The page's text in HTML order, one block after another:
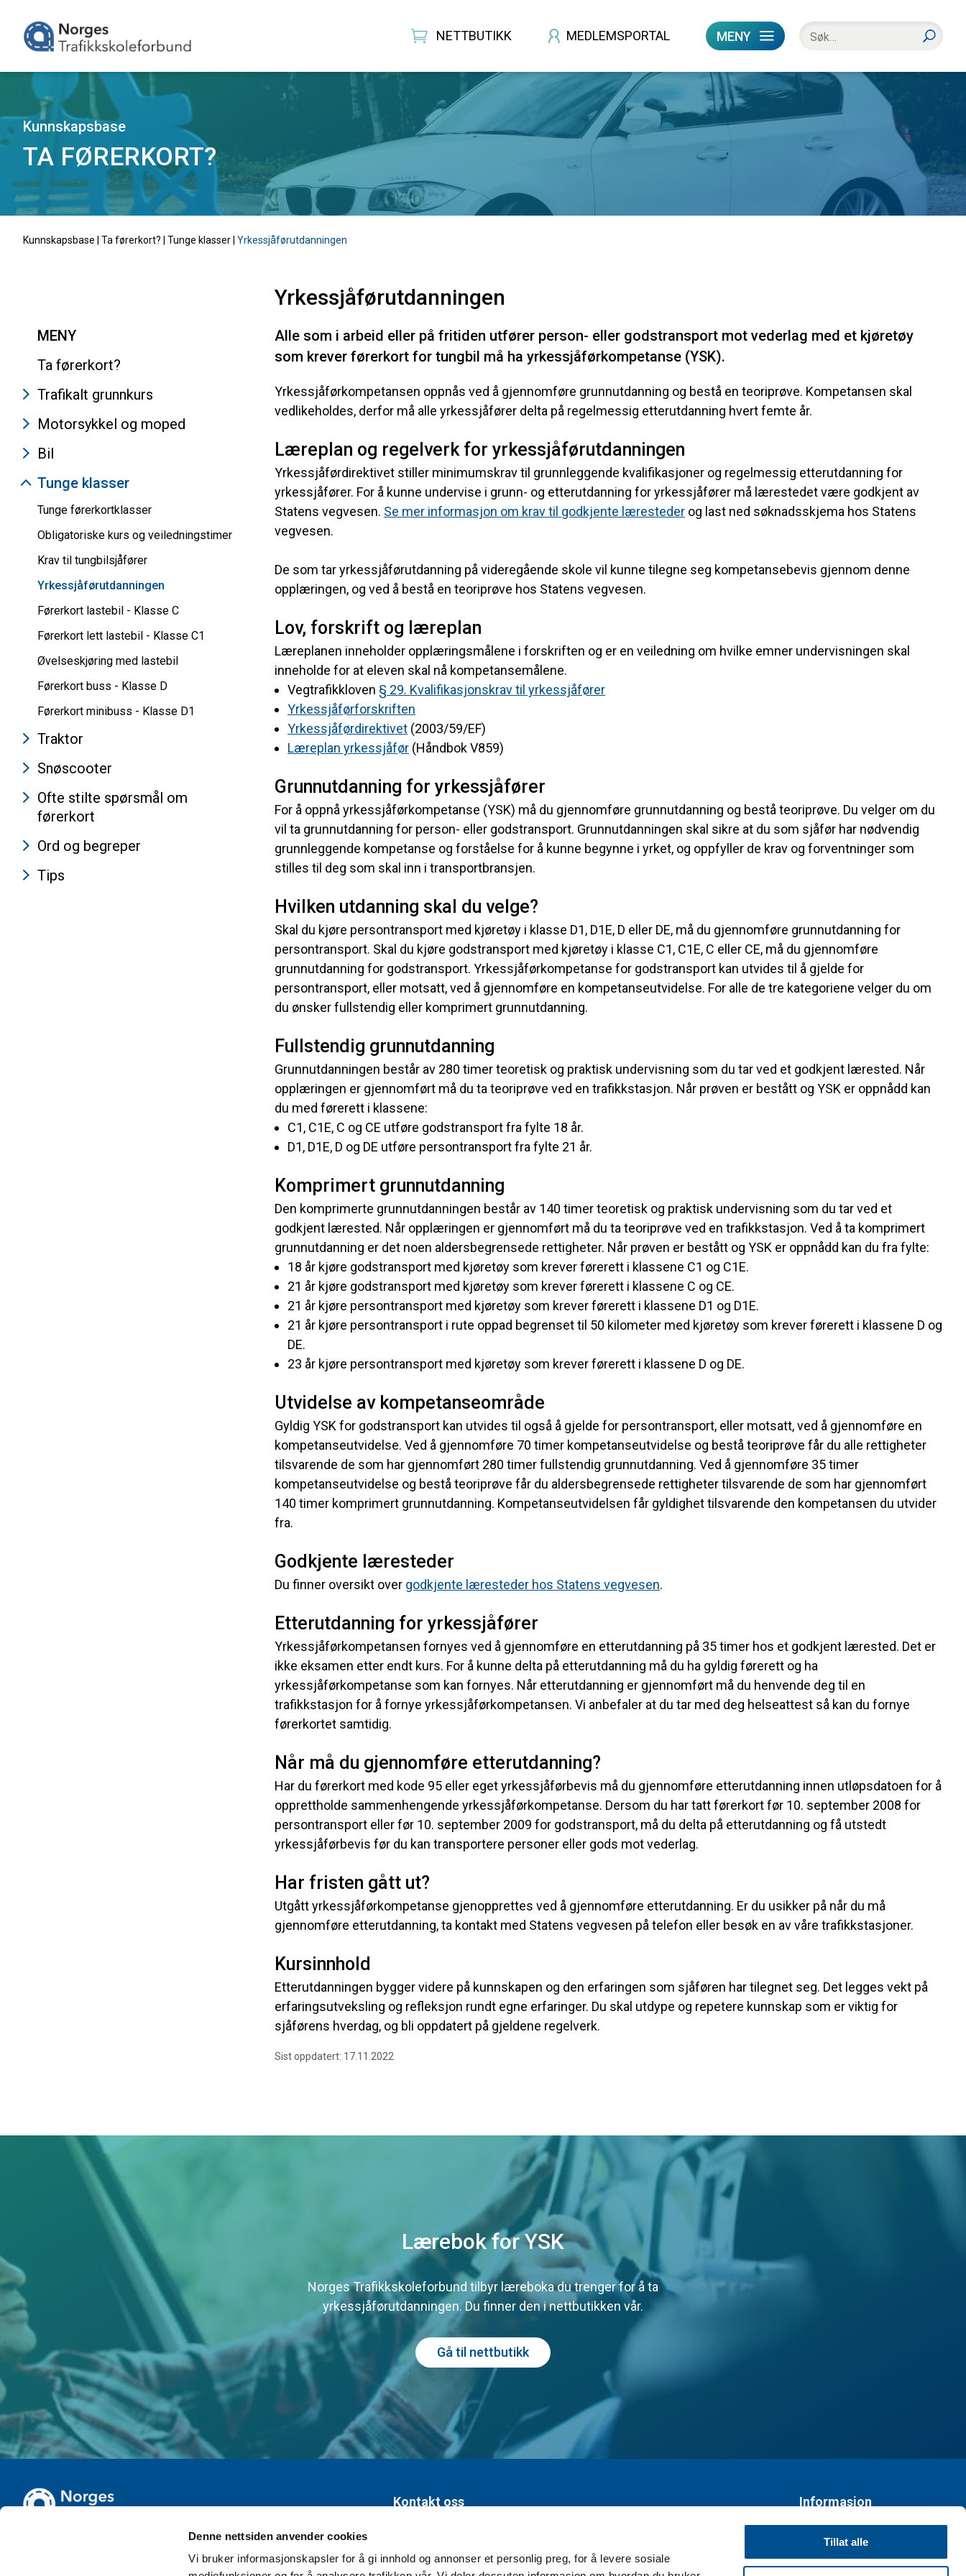
Denne nettsiden anvender cookies
Vi bruker informasjonskapsler for å gi innhold og annonser et personlig preg, for å levere sosiale
Tillat alle
MENY
NETTBUTIKK MEDLEMSPORTAL
Kunnskapsbase
TA FØRERKORT?
Kunnskapsbase | Ta førerkort? Tunge klasser Yrkessjåførutdanningen
Yrkessjåførutdanningen
Alle som i arbeid eller på fritiden utfører person- eller godstransport mot vederlag med et kjøretøy
som krever førerkort for tungbil må ha yrkessjåførkompetanse (YSK).
Yrkessjåførkompetansen oppnås ved å gjennomføre grunnutdanning og bestå en teoriprøve. Kompetansen skal
vedlikeholdes, derfor må alle yrkessjåfører delta på regelmessig etterutdanning hvert femte år.
Læreplan og regelverk for yrkessjåførutdanningen
Yrkessjåførdirektivet stiller minimumskrav til grunnleggende kvalifikasjoner og regelmessig etterutdanning for
yrkessjåfører. For å kunne undervise i grunn- og etterutdanning for yrkessjåfører må lærestedet være godkjent av
Statens vegvesen. Se mer informasjon om krav til godkjente læresteder og last ned søknadsskjema hos Statens
vegvesen.
De som tar yrkessjåførutdanning på videregående skole vil kunne tilegne seg kompetansebevis gjennom denne
opplæringen, og ved å bestå en teoriprøve hos Statens vegvesen.
Lov, forskrift og læreplan
Læreplanen inneholder opplæringsmålene i forskriften og er en veiledning om hvilke emner undervisningen skal
inneholde for at eleven skal nå kompetansemålene.
Vegtrafikkloven § 29. Kvalifikasjonskrav til yrkessjåfører
Yrkessjåførforskriften
Yrkessjåførdirektivet (2003/59/EF)
Læreplan yrkessjåfør (Håndbok V859)
Grunnutdanning for yrkessjåfører
For å oppnå yrkessjåførkompetanse (YSK) må du gjennomføre grunnutdanning og bestå teoriprøve. Du velger om du
vil ta grunnutdanning for person- eller godstransport. Grunnutdanningen skal sikre at du som sjåfør har nødvendig
grunnleggende kompetanse og forståelse for å kunne begynne i yrket, og oppfyller de krav og forventninger som
stilles til deg som skal inn i transportbransjen.
Hvilken utdanning skal du velge?
Skal du kjøre persontransport med kjøretøy i klasse D1, D1E, D eller DE, må du gjennomføre grunnutdanning for
persontransport. Skal du kjøre godstransport med kjøretøy i klasse C1, C1E, C eller CE, må du gjennomføre
grunnutdanning for godstransport. Yrkessjåførkompetanse for godstransport kan utvides til å gjelde for
persontransport, eller motsatt, ved å gjennomføre en kompetanseutvidelse. For alle de tre kategoriene velger du om
du ønsker fullstendig eller komprimert grunnutdanning.
Fullstendig grunnutdanning
Grunnutdanningen består av 280 timer teoretisk og praktisk undervisning som du tar ved et godkjent lærested. Når
opplæringen er gjennomført må du ta teoriprøve ved en trafikkstasjon. Når prøven er bestått og YSK er oppnådd kan
du med førerett i klassene:
C1, C1E, C og CE utføre godstransport fra fylte 18 år.
D1, D1E, D og DE utføre persontransport fra fylte 21 år.
Komprimert grunnutdanning
Den komprimerte grunnutdanningen består av 140 timer teoretisk og praktisk undervisning som du tar ved et
godkjent lærested. Når opplæringen er gjennomført må du ta teoriprøve ved en trafikkstasjon. Ved å ta komprimert
grunnutdanning er det noen aldersbegrensede rettigheter. Når prøven er bestått og YSK er oppnådd kan du fra fylte:
18 år kjøre godstransport med kjøretøy som krever førerett i klassene C1 og C1E.
21 år kjøre godstransport med kjøretøy som krever førerett i klassene C og CE.
21 år kjøre persontransport med kjøretøy som krever førerett i klassene D1 og D1E.
21 år kjøre persontransport i rute oppad begrenset til 50 kilometer med kjøretøy som krever førerett i klassene D og
DE.
23 år kjøre persontransport med kjøretøy som krever førerett i klassene D og DE.
Utvidelse av kompetanseområde
Gyldig YSK for godstransport kan utvides til også å gjelde for persontransport, eller motsatt, ved å gjennomføre en
kompetanseutvidelse. Ved å gjennomføre 70 timer kompetanseutvidelse og bestå teoriprøve får du alle rettigheter
tilsvarende de som har gjennomført 280 timer fullstendig grunnutdanning. Ved å gjennomføre 35 timer
kompetanseutvidelse og bestå teoriprøve får du aldersbegrensede rettigheter tilsvarende de som har gjennomført
140 timer komprimert grunnutdanning. Kompetanseutvidelsen får gyldighet tilsvarende den kompetansen du utvider
fra.
Godkjente læresteder
Du finner oversikt over godkjente læresteder hos Statens vegvesen.
Etterutdanning for yrkessjåfører
Yrkessjåførkompetansen fornyes ved å gjennomføre en etterutdanning på 35 timer hos et godkjent lærested. Det er
ikke eksamen etter endt kurs. For å kunne delta på etterutdanning må du ha gyldig førerett og ha
yrkessjåførkompetanse som kan fornyes. Når etterutdanning er gjennomført må du henvende deg til en
trafikkstasjon for å fornye yrkessjåførkompetansen. Vi anbefaler at du tar med deg helseattest så kan du fornye
førerkortet samtidig.
Når må du gjennomføre etterutdanning?
Har du førerkort med kode 95 eller eget yrkessjåførbevis må du gjennomføre etterutdanning innen utløpsdatoen for å
opprettholde sammenhengende yrkessjåførkompetanse. Dersom du har tatt førerkort før 10. september 2008 for
persontransport eller før 10. september 2009 for godstransport, må du delta på etterutdanning og få utstedt
yrkessjåførbevis før du kan transportere personer eller gods mot vederlag.
Har fristen gått ut?
Utgått yrkessjåførkompetanse gjenopprettes ved å gjennomføre etterutdanning. Er du usikker på når du må
gjennomføre etterutdanning, ta kontakt med Statens vegvesen på telefon eller besøk en av våre trafikkstasjoner.
Kursinnhold
Etterutdanningen bygger videre på kunnskapen og den erfaringen som sjåføren har tilegnet seg. Det legges vekt på
erfaringsutveksling og refleksjon rundt egne erfaringer. Du skal utdype og repetere kunnskap som er viktig for
sjåførens hverdag, og bli oppdatert på gjeldene regelverk.
Sist oppdatert: 17.11.2022
MENY
Ta førerkort?
Trafikalt grunnkurs
Motorsykkel og moped
Bil
Tunge klasser
Tunge førerkortklasser
Obligatoriske kurs og veiledningstimer
Krav til tungbilsjåfører
Yrkessjåførutdanningen
Førerkort lastebil - Klasse C
Førerkort lett lastebil - Klasse C1
Øvelseskjøring med lastebil
Førerkort buss - Klasse D
Førerkort minibuss - Klasse D1
Traktor
Snøscooter
Ofte stilte spørsmål om
førerkort
Ord og begreper
Tips
Lærebok for YSK
Norges Trafikkskoleforbund tilbyr læreboka du trenger for å ta
yrkessjåførutdanningen. Du finner den i nettbutikken vår.
Gå til nettbutikk
Kontakt oss
Leif Tronstads plass 6,
Informasjon
Vi bruker cookies